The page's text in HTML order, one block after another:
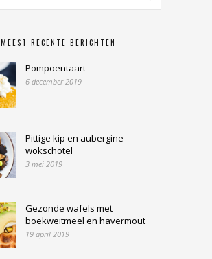
MEEST RECENTE BERICHTEN
Pompoentaart
6 december 2019
Pittige kip en aubergine
wokschotel
3 mei 2019
Gezonde wafels met
boekweitmeel en havermout
19 april 2019